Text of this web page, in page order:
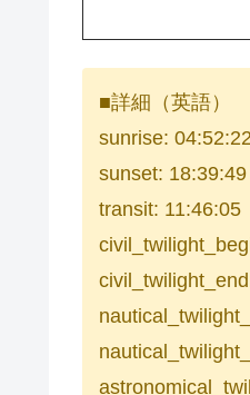
■詳細（英語）
sunrise: 04:52:22
sunset: 18:39:49
transit: 11:46:05